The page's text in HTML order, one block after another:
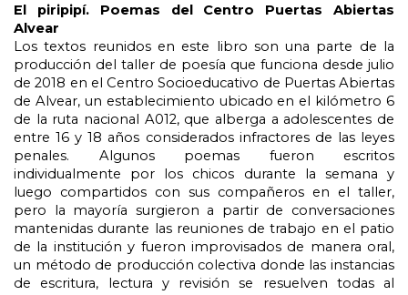
El piripipí. Poemas del Centro Puertas Abiertas
Alvear
Los textos reunidos en este libro son una parte de la
producción del taller de poesía que funciona desde julio
de 2018 en el Centro Socioeducativo de Puertas Abiertas
de Alvear, un establecimiento ubicado en el kilómetro 6
de la ruta nacional A012, que alberga a adolescentes de
entre 16 y 18 años considerados infractores de las leyes
penales. Algunos poemas fueron escritos
individualmente por los chicos durante la semana y
luego compartidos con sus compañeros en el taller,
pero la mayoría surgieron a partir de conversaciones
mantenidas durante las reuniones de trabajo en el patio
de la institución y fueron improvisados de manera oral,
un método de producción colectiva donde las instancias
de escritura, lectura y revisión se resuelven todas al